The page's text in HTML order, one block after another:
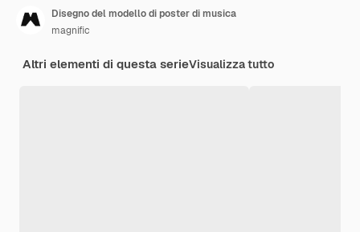
Disegno del modello di poster di musica
magnific
Altri elementi di questa serieVisualizza tutto